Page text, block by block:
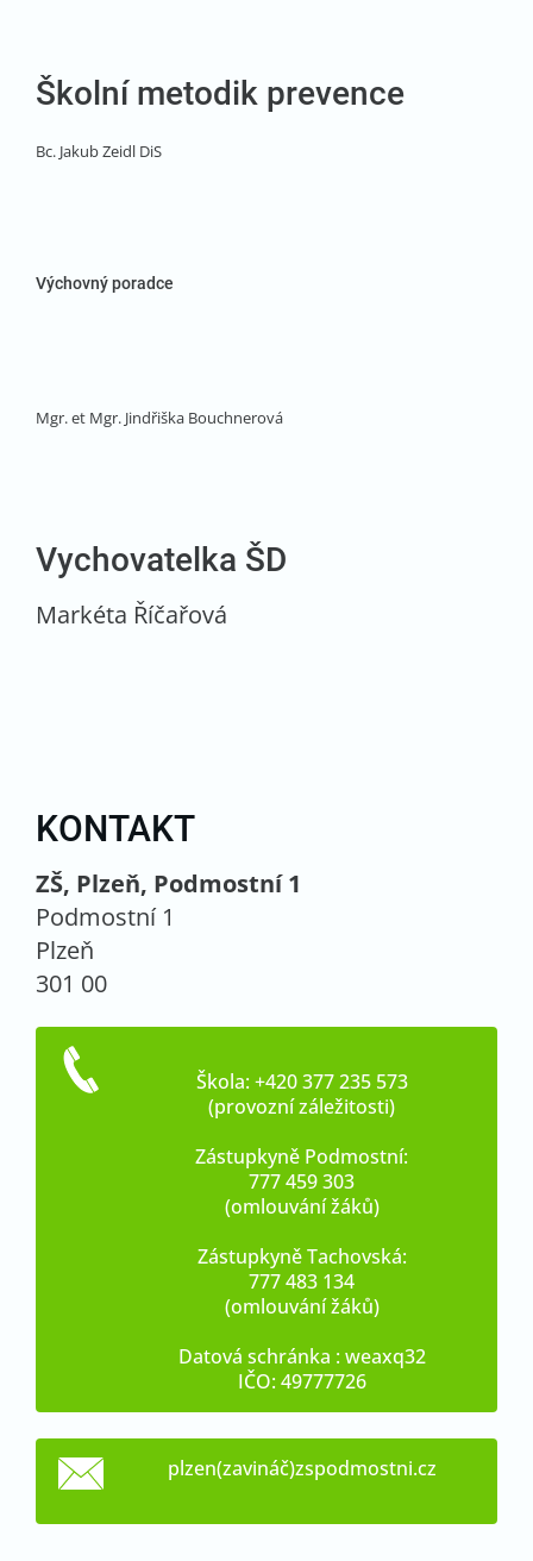
Školní metodik prevence
Bc. Jakub Zeidl DiS
Výchovný poradce
Mgr. et Mgr. Jindřiška Bouchnerová
Vychovatelka ŠD
Markéta Říčařová
KONTAKT
ZŠ, Plzeň, Podmostní 1
Podmostní 1
Plzeň
301 00
Škola: +420 377 235 573
(provozní záležitosti)
Zástupkyně Podmostní:
777 459 303
(omlouvání žáků)
Zástupkyně Tachovská:
777 483 134
(omlouvání žáků)
Datová schránka : weaxq32
IČO: 49777726
plzen(zavináč)zspodmostni.cz